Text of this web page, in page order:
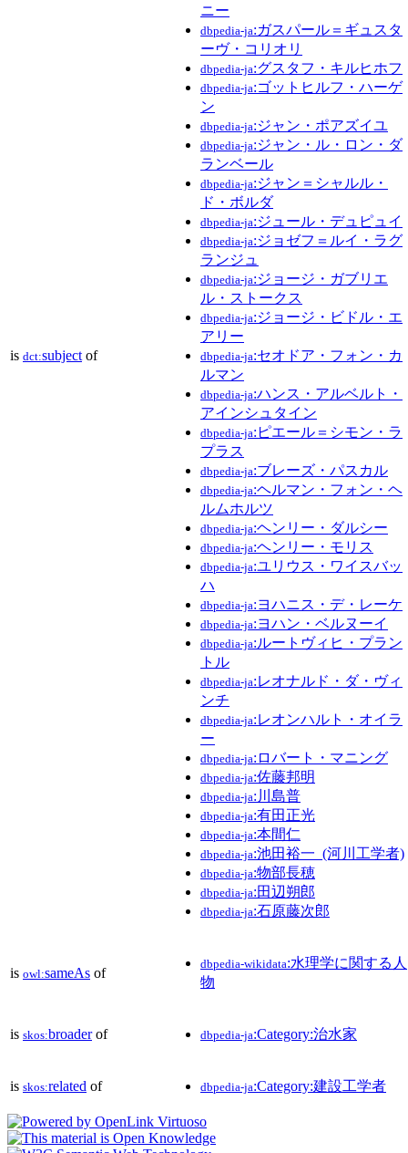
is dct:subject of
ニー
dbpedia-ja:ガスパール＝ギュスタ
ーヴ・コリオリ
dbpedia-ja:グスタフ・キルヒホフ
dbpedia-ja:ゴットヒルフ・ハーゲ
ン
dbpedia-ja:ジャン・ポアズイユ
dbpedia-ja:ジャン・ル・ロン・ダ
ランベール
dbpedia-ja:ジャン＝シャルル・
ド・ボルダ
dbpedia-ja:ジュール・デュピュイ
dbpedia-ja:ジョゼフ＝ルイ・ラグ
ランジュ
dbpedia-ja:ジョージ・ガブリエ
ル・ストークス
dbpedia-ja:ジョージ・ビドル・エ
アリー
dbpedia-ja:セオドア・フォン・カ
ルマン
dbpedia-ja:ハンス・アルベルト・
アインシュタイン
dbpedia-ja:ピエール＝シモン・ラ
プラス
dbpedia-ja:ブレーズ・パスカル
dbpedia-ja:ヘルマン・フォン・ヘ
ルムホルツ
dbpedia-ja:ヘンリー・ダルシー
dbpedia-ja:ヘンリー・モリス
dbpedia-ja:ユリウス・ワイスバッ
ハ
dbpedia-ja:ヨハニス・デ・レーケ
dbpedia-ja:ヨハン・ベルヌーイ
dbpedia-ja:ルートヴィヒ・プラン
トル
dbpedia-ja:レオナルド・ダ・ヴィ
ンチ
dbpedia-ja:レオンハルト・オイラ
ー
dbpedia-ja:ロバート・マニング
dbpedia-ja:佐藤邦明
dbpedia-ja:川島普
dbpedia-ja:有田正光
dbpedia-ja:本間仁
dbpedia-ja:池田裕一_(河川工学者)
dbpedia-ja:物部長穂
dbpedia-ja:田辺朔郎
dbpedia-ja:石原藤次郎
is owl:sameAs of
dbpedia-wikidata:水理学に関する人
物
is skos:broaderof dbpedia-ja:Category:治水家
is skos:related of dbpedia-ja:Category:建設工学者